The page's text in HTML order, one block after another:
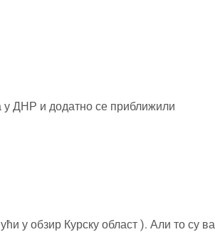
у ДНР и додатно се приближили
у обзир Курску област ). Али то су